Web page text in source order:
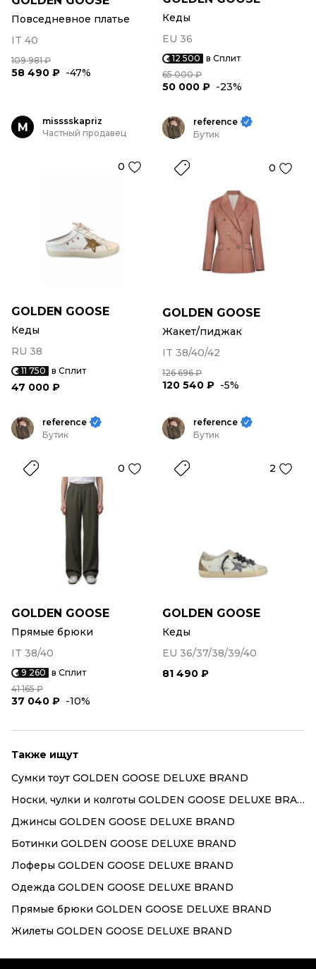
Повседневное платье
IT 40
109 981 ₽
58 490 ₽ -47%
Кеды
EU 36
12 500 в Сплит
65 000 ₽
50 000 ₽ -23%
M
misssskapriz
Частный продавец
0
GOLDEN GOOSE
Кеды
RU 38
11 750 в Сплит
47 000 ₽
reference
Бутик
0
GOLDEN GOOSE
Жакет/пиджак
IT 38/40/42
126 696 ₽
120 540 ₽ -5%
reference
Бутик
0
GOLDEN GOOSE
Прямые брюки
IT 38/40
9 260 в Сплит
41 165 ₽
37 040 ₽ -10%
reference
Бутик
2
GOLDEN GOOSE
Кеды
EU 36/37/38/39/40
81 490 ₽
Также ищут
Сумки тоут GOLDEN GOOSE DELUXE BRAND
Носки, чулки и колготы GOLDEN GOOSE DELUXE BRAND
Джинсы GOLDEN GOOSE DELUXE BRAND
Ботинки GOLDEN GOOSE DELUXE BRAND
Лоферы GOLDEN GOOSE DELUXE BRAND
Одежда GOLDEN GOOSE DELUXE BRAND
Прямые брюки GOLDEN GOOSE DELUXE BRAND
Жилеты GOLDEN GOOSE DELUXE BRAND